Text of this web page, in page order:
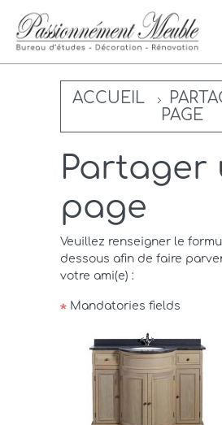
ACCUEIL
PAGE
Partager
page
Veuillez renseigner le
dessous afin de faire
votre ami(e) :
Mandatories fields